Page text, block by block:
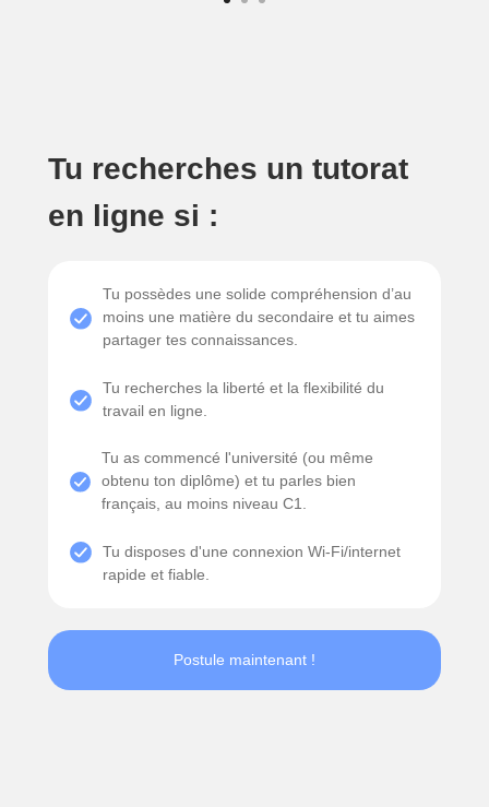
Tu disposes d'une connexion Wi-Fi/internet
rapide et fiable.
Tu as commencé l'université (ou même
obtenu ton diplôme) et tu parles bien
français, au moins niveau C1.
Tu recherches la liberté et la flexibilité du
travail en ligne.
Tu possèdes une solide compréhension d’au
moins une matière du secondaire et tu aimes
partager tes connaissances.
Tu recherches un tutorat
en ligne si :
Postule maintenant !